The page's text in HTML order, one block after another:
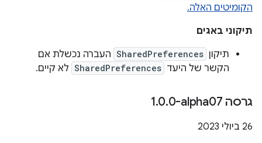
הקומיטים האלה.
תיקוני באגים
תיקון SharedPreferences העברה נכשלת אם
הקשר של היעד SharedPreferences לא קיים.
גרסה ‎1 .0.0-alpha07
‫26 ביולי 2023